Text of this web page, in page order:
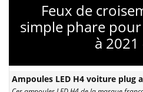
Feux de
simple phare
à 2021
Ampoules LED H4 voiture plug